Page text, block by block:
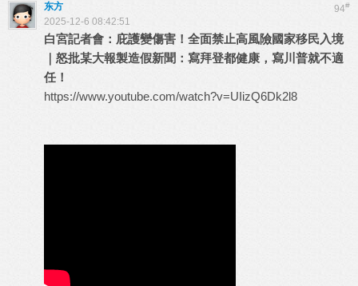
94#
东方
2025-12-6 08:42:51
白宮記者會：庇護變傷害！全面禁止高風險國家移民入境
｜怒批某大報製造假新聞：寫拜登都健康，寫川普就不適
任！
https://www.youtube.com/watch?v=UIizQ6Dk2l8